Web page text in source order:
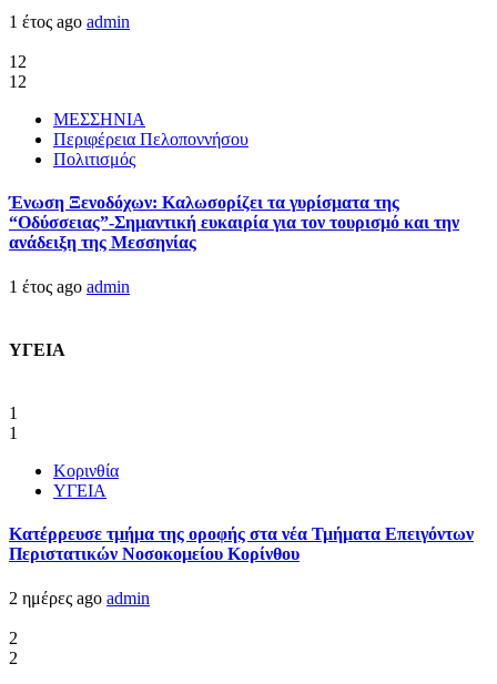
1 έτος ago admin
12
12
ΜΕΣΣΗΝΙΑ
Περιφέρεια Πελοποννήσου
Πολιτισμός
Ένωση Ξενοδόχων: Καλωσορίζει τα γυρίσματα της
“Οδύσσειας”-Σημαντική ευκαιρία για τον τουρισμό και την
ανάδειξη της Μεσσηνίας
1 έτος ago admin
ΥΓΕΙΑ
1
1
Κορινθία
ΥΓΕΙΑ
Kατέρρευσε τμήμα της οροφής στα νέα Τμήματα Επειγόντων
Περιστατικών Νοσοκομείου Κορίνθου
2 ημέρες ago admin
2
2